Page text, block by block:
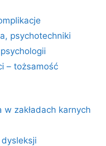
psychotechniki
– tożsamość
w zakładach karnych